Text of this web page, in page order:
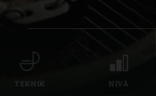
TEKNIK NIVÅ